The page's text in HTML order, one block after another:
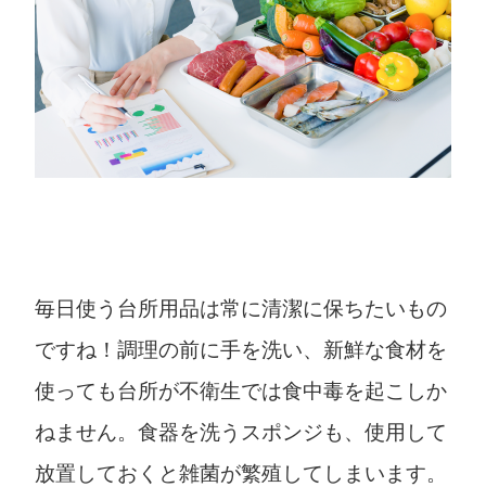
毎日使う台所用品は常に清潔に保ちたいもの
ですね！調理の前に手を洗い、新鮮な食材を
使っても台所が不衛生では食中毒を起こしか
ねません。食器を洗うスポンジも、使用して
放置しておくと雑菌が繁殖してしまいます。